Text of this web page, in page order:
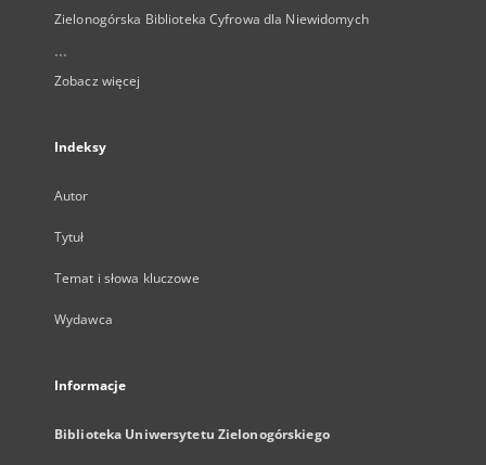
Zielonogórska Biblioteka Cyfrowa dla Niewidomych
...
Zobacz więcej
Indeksy
Autor
Tytuł
Temat i słowa kluczowe
Wydawca
Informacje
Biblioteka Uniwersytetu Zielonogórskiego